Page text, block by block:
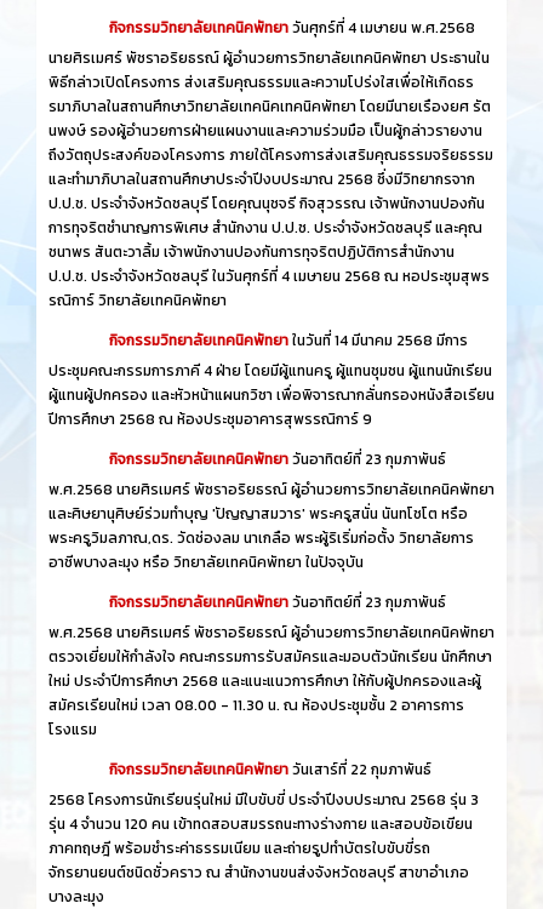
กิจกรรมวิทยาลัยเทคนิคพัทยาวันศุกร์ที่ 4 เมษายน พ.ศ.2568
นายศิรเมศร์ พัชราอริยธรณ์ ผู้อำนวยการวิทยาลัยเทคนิคพัทยา ประธานใน
พิธีกล่าวเปิดโครงการ ส่งเสริมคุณธรรมและความโปร่งใสเพื่อให้เกิดธร
รมาภิบาลในสถานศึกษาวิทยาลัยเทคนิคเทคนิคพัทยา โดยมีนายเรืองยศ รัต
นพงษ์ รองผู้อำนวยการฝ่ายแผนงานและความร่วมมือ เป็นผู้กล่าวรายงาน
ถึงวัตถุประสงค์ของโครงการ ภายใต้โครงการส่งเสริมคุณธรรมจริยธรรม
และทำมาภิบาลในสถานศึกษาประจำปีงบประมาณ 2568 ซึ่งมีวิทยากรจาก
ป.ป.ช. ประจำจังหวัดชลบุรี โดยคุณนุชจรี กิจสุวรรณ เจ้าพนักงานปองกัน
การทุจริตชำนาญการพิเศษ สำนักงาน ป.ป.ช. ประจำจังหวัดชลบุรี และคุณ
ชนาพร สันตะวาลิ้ม เจ้าพนักงานปองกันการทุจริตปฏิบัติการสำนักงาน
ป.ป.ช. ประจำจังหวัดชลบุรี ในวันศุกร์ที่ 4 เมษายน 2568 ณ หอประชุมสุพร
รณิการ์ วิทยาลัยเทคนิคพัทยา
กิจกรรมวิทยาลัยเทคนิคพัทยาในวันที่ 14 มีนาคม 2568 มีการ
ประชุมคณะกรรมการภาคี 4 ฝ่าย โดยมีผู้แทนครู ผู้แทนชุมชน ผู้แทนนักเรียน
ผู้แทนผู้ปกครอง และหัวหน้าแผนกวิชา เพื่อพิจารณากลั่นกรองหนังสือเรียน
ปีการศึกษา 2568 ณ ห้องประชุมอาคารสุพรรณิการ์ 9
กิจกรรมวิทยาลัยเทคนิคพัทยาวันอาทิตย์ที่ 23 กุมภาพันธ์
พ.ศ.2568 นายศิรเมศร์ พัชราอริยธรณ์ ผู้อำนวยการวิทยาลัยเทคนิคพัทยา
และศิษยานุศิษย์ร่วมทำบุญ 'ปัญญาสมวาร' พระครูสนั่น นันทโชโต หรือ
พระครูวิมลภาณ,ดร. วัดช่องลม นาเกลือ พระผู้ริเริ่มก่อตั้ง วิทยาลัยการ
อาชีพบางละมุง หรือ วิทยาลัยเทคนิคพัทยา ในปัจจุบัน
กิจกรรมวิทยาลัยเทคนิคพัทยาวันอาทิตย์ที่ 23 กุมภาพันธ์
พ.ศ.2568 นายศิรเมศร์ พัชราอริยธรณ์ ผู้อำนวยการวิทยาลัยเทคนิคพัทยา
ตรวจเยี่ยมให้กำลังใจ คณะกรรมการรับสมัครและมอบตัวนักเรียน นักศึกษา
ใหม่ ประจำปีการศึกษา 2568 และแนะแนวการศึกษา ให้กับผู้ปกครองและผู้
สมัครเรียนใหม่ เวลา 08.00 - 11.30 น. ณ ห้องประชุมชั้น 2 อาคารการ
โรงแรม
กิจกรรมวิทยาลัยเทคนิคพัทยาวันเสาร์ที่ 22 กุมภาพันธ์
2568 โครงการนักเรียนรุ่นใหม่ มีใบขับขี่ ประจำปีงบประมาณ 2568 รุ่น 3
รุ่น 4 จำนวน 120 คน เข้าทดสอบสมรรถนะทางร่างกาย และสอบข้อเขียน
ภาคทฤษฎี พร้อมชำระค่าธรรมเนียม และถ่ายรูปทำบัตรใบขับขี่รถ
จักรยานยนต์ชนิดชั่วคราว ณ สำนักงานขนส่งจังหวัดชลบุรี สาขาอำเภอ
บางละมุง